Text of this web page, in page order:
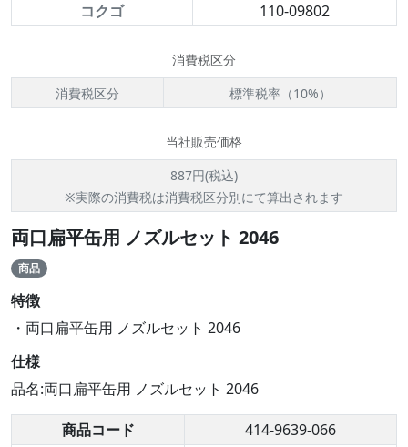
コクゴ
110-09802
消費税区分
消費税区分
標準税率（10%）
当社販売価格
887円(税込)
※実際の消費税は消費税区分別にて算出されます
両口扁平缶用 ノズルセット 2046
商品
特徴
・両口扁平缶用 ノズルセット 2046
仕様
品名:両口扁平缶用 ノズルセット 2046
商品コード
414-9639-066